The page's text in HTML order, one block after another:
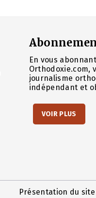
En vous
Orthodoxie.com,
journalisme
indépendant et
VOIR PLUS
Présentation du site